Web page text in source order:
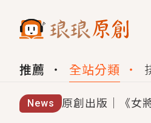
推薦 全站分類
News 原創出版｜《女